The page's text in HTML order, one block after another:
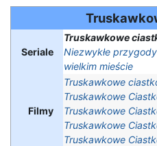
Seriale
Truskawkowe
Niezwykłe przygody
wielkim mieście
Filmy
Truskawkowe
Truskawkowe
Truskawkowe
Truskawkowe
Truskawkowe